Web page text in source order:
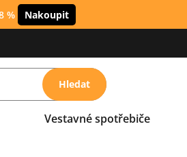
% Nakoupit
Hledat
Vestavné spotřebiče